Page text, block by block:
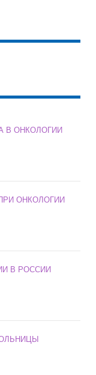
В ОНКОЛОГИИ
ОНКОЛОГИИ
В РОССИИ